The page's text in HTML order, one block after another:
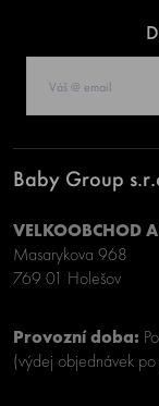
Baby Group
VELKOOBCHOD
Masarykova 968
769 01 Holešov
Provozní doba:
(výdej objednávek